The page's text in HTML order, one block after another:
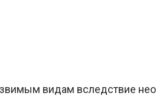
видам вследствие